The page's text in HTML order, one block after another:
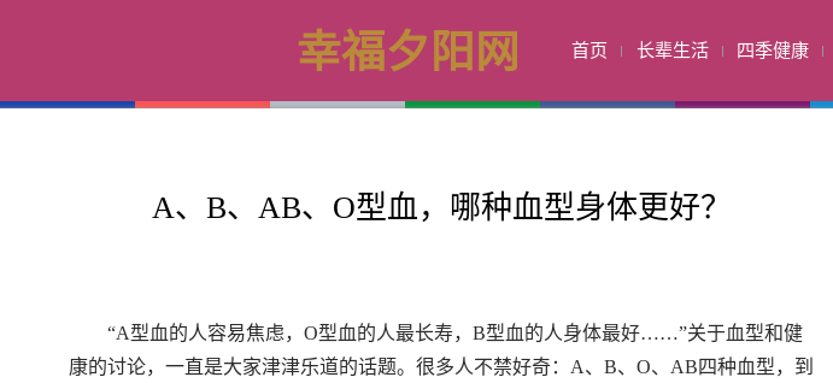
幸福夕阳网 首页 长辈生活 四季健康
A、B、AB、O型血，哪种血型身体更好？
“A型血的人容易焦虑，O型血的人最长寿，B型血的人身体最好……”关于血型和健
康的讨论，一直是大家津津乐道的话题。很多人不禁好奇：A、B、O、AB四种血型，到